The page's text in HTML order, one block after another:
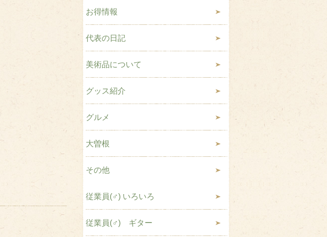
お得情報
代表の日記
美術品について
グッス紹介
グルメ
大曽根
その他
従業員(♂) いろいろ
従業員(♂) ギター